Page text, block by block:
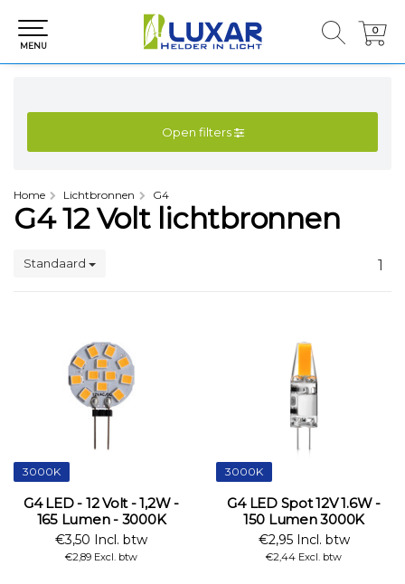
0
0
MENU
Open filters
Home Lichtbronnen G4
G4 12 Volt lichtbronnen
Standaard 1
3000K
G4 LED - 12 Volt - 1,2W -
165 Lumen - 3000K
€3,50 Incl. btw
€2,89 Excl. btw
3000K
G4 LED Spot 12V 1.6W -
150 Lumen 3000K
€2,95 Incl. btw
€2,44 Excl. btw